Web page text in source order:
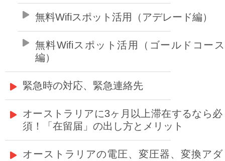
無料Wifiスポット活用（アデレード編）
無料Wifiスポット活用（ゴールドコー
編）
緊急時の対応、緊急連絡先
オーストラリアに3ヶ月以上滞在するなら必
須！「在留届」の出し方とメリット
オーストラリアの電圧、変圧器、変換アダ